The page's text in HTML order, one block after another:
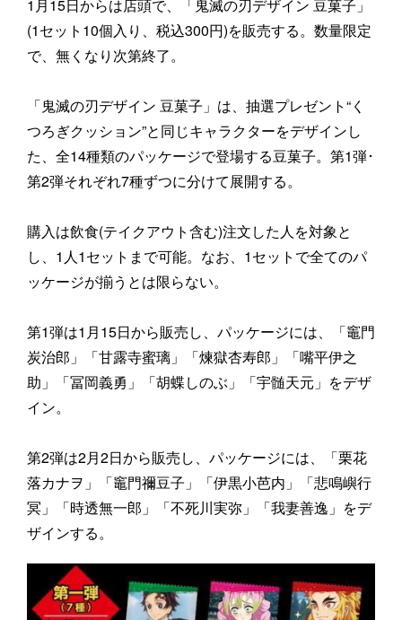
1月15日からは店頭で、「鬼滅の刃デザイン 豆菓子」
(1セット10個入り、税込300円)を販売する。数量限定
で、無くなり次第終了。
「鬼滅の刃デザイン 豆菓子」は、抽選プレゼント“く
つろぎクッション”と同じキャラクターをデザインし
た、全14種類のパッケージで登場する豆菓子。第1弾･
第2弾それぞれ7種ずつに分けて展開する。
購入は飲食(テイクアウト含む)注文した人を対象と
し、1人1セットまで可能。なお、1セットで全てのパ
ッケージが揃うとは限らない。
第1弾は1月15日から販売し、パッケージには、「竈門
炭治郎」「甘露寺蜜璃」「煉獄杏寿郎」「嘴平伊之
助」「冨岡義勇」「胡蝶しのぶ」「宇髄天元」をデザ
イン。
第2弾は2月2日から販売し、パッケージには、「栗花
落カナヲ」「竈門禰豆子」「伊黒小芭内」「悲鳴嶼行
冥」「時透無一郎」「不死川実弥」「我妻善逸」をデ
ザインする。